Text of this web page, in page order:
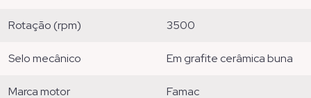
rotação (rpm) 3500
selo mecânico em grafite cerâmica buna
marca motor famac